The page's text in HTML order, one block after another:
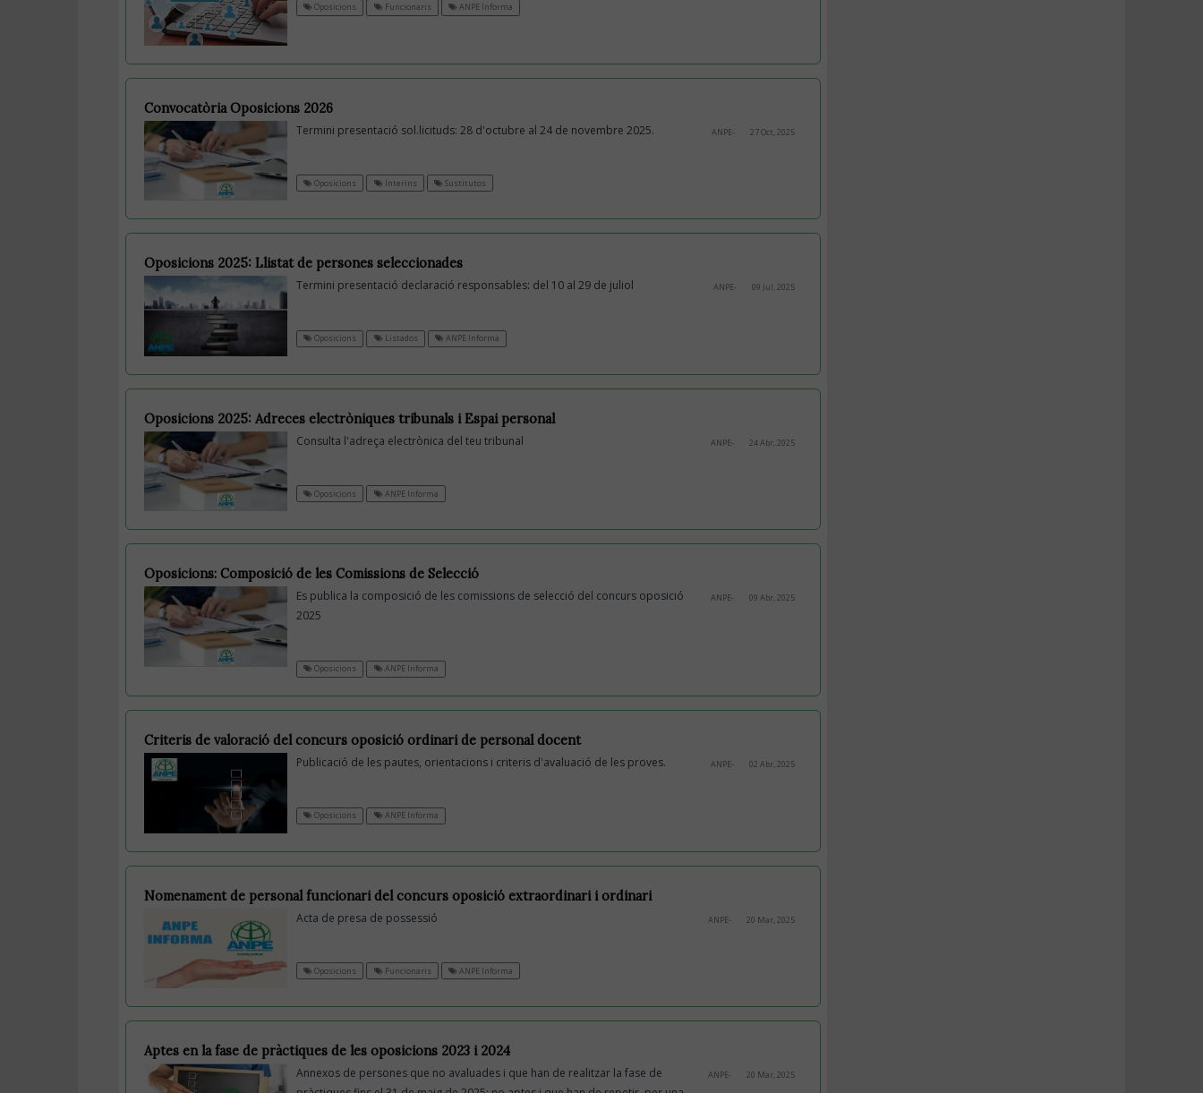
Oposicions Funcionaris ANPE Informa
Convocatòria Oposicions 2026
ANPE- 27 Oct, 2025
Termini presentació sol.licituds: 28 d'octubre al 24 de novembre 2025.
Oposicions Interins Sustitutos
Oposicions 2025: Llistat de persones seleccionades
ANPE- 09 Jul, 2025
Termini presentació declaració responsables: del 10 al 29 de juliol
Oposicions Listados ANPE Informa
Oposicions 2025: Adreces electròniques tribunals i Espai personal
ANPE- 24 Abr, 2025
Consulta l'adreça electrònica del teu tribunal
Oposicions ANPE Informa
Oposicions: Composició de les Comissions de Selecció
ANPE- 09 Abr, 2025
Es publica la composició de les comissions de selecció del concurs oposició
2025
Oposicions ANPE Informa
Criteris de valoració del concurs oposició ordinari de personal docent
ANPE- 02 Abr, 2025
Publicació de les pautes, orientacions i criteris d'avaluació de les proves.
Oposicions ANPE Informa
Nomenament de personal funcionari del concurs oposició extraordinari i ordinari
ANPE- 20 Mar, 2025
Acta de presa de possessió
Oposicions Funcionaris ANPE Informa
Aptes en la fase de pràctiques de les oposicions 2023 i 2024
ANPE- 20 Mar, 2025
Annexos de persones que no avaluades i que han de realitzar la fase de